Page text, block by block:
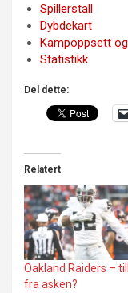
Spillerstall
Dybdekart
Kampoppsett
Statistikk
Del dette:
Relatert
Oakland Raiders –
fra asken?